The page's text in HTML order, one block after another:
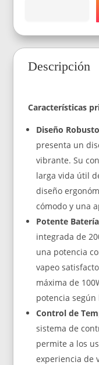
Capt'n
Verde
Descripción
Características
Diseño
presenta un
vibrante. Su
larga vida útil
diseño
cómodo y una
Potente Batería
integrada de
una potencia
vapeo
máxima de
potencia
Control de
sistema de
permite a los
experiencia de